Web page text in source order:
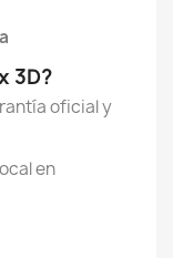
3D?
oficial y
en